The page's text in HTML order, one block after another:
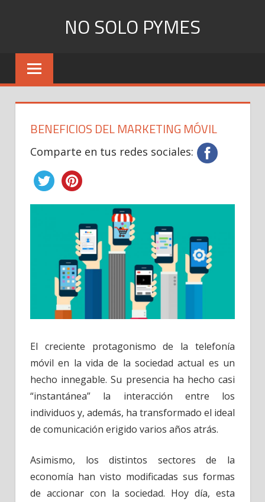
NO SOLO PYMES
Todo
que
necesita
BENEFICIOS DEL MARKETING MÓVIL
Comparte en tus redes sociales:
El creciente protagonismo de la telefonía
móvil en la vida de la sociedad actual es un
hecho innegable. Su presencia ha hecho casi
“instantánea” la interacción entre los
individuos y, además, ha transformado el ideal
de comunicación erigido varios años atrás.
Asimismo, los distintos sectores de la
economía han visto modificadas sus formas
de accionar con la sociedad. Hoy día, esta